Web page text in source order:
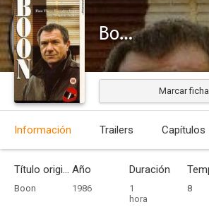
Boon
Marcar ficha
Información Trailers Capítulos
Título original
Boon
Año
1986
Duración
1
hora
8